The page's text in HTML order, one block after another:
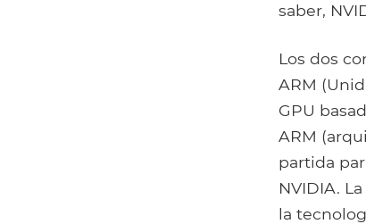
saber,
Los dos
ARM
GPU
ARM
partida
NVIDIA.
la